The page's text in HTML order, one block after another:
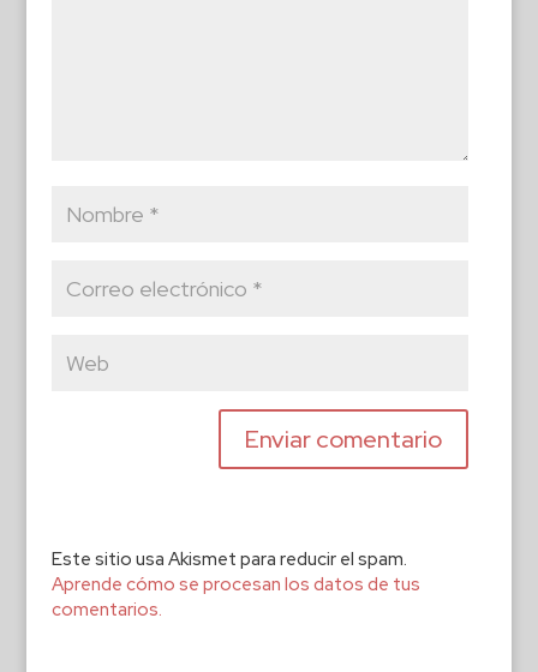
Este sitio usa Akismet para reducir el spam.
Aprende cómo se procesan los datos de tus
comentarios.